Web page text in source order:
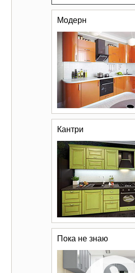
Модерн
Кантри
Пока не знаю